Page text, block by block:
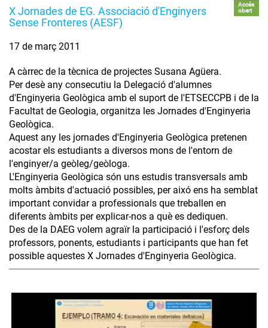
X Jornades de EG. Associació d'Enginyers
Sense Fronteres (AESF)
Accés
obert
17 de març 2011
A càrrec de la tècnica de projectes Susana Agüera.
Per desè any consecutiu la Delegació d'alumnes
d'Enginyeria Geològica amb el suport de l'ETSECCPB i de la
Facultat de Geologia, organitza les Jornades d'Enginyeria
Geològica.
Aquest any les jornades d'Enginyeria Geològica pretenen
acostar els estudiants a diversos mons de l'entorn de
l'enginyer/a geòleg/geòloga.
L'Enginyeria Geològica són uns estudis transversals amb
molts àmbits d'actuació possibles, per aixó ens ha semblat
important convidar a professionals que treballen en
diferents àmbits per explicar-nos a què es dediquen.
Des de la DAEG volem agraïr la participació i l'esforç dels
professors, ponents, estudiants i participants que han fet
possible aquestes X Jornades d'Enginyeria Geològica.